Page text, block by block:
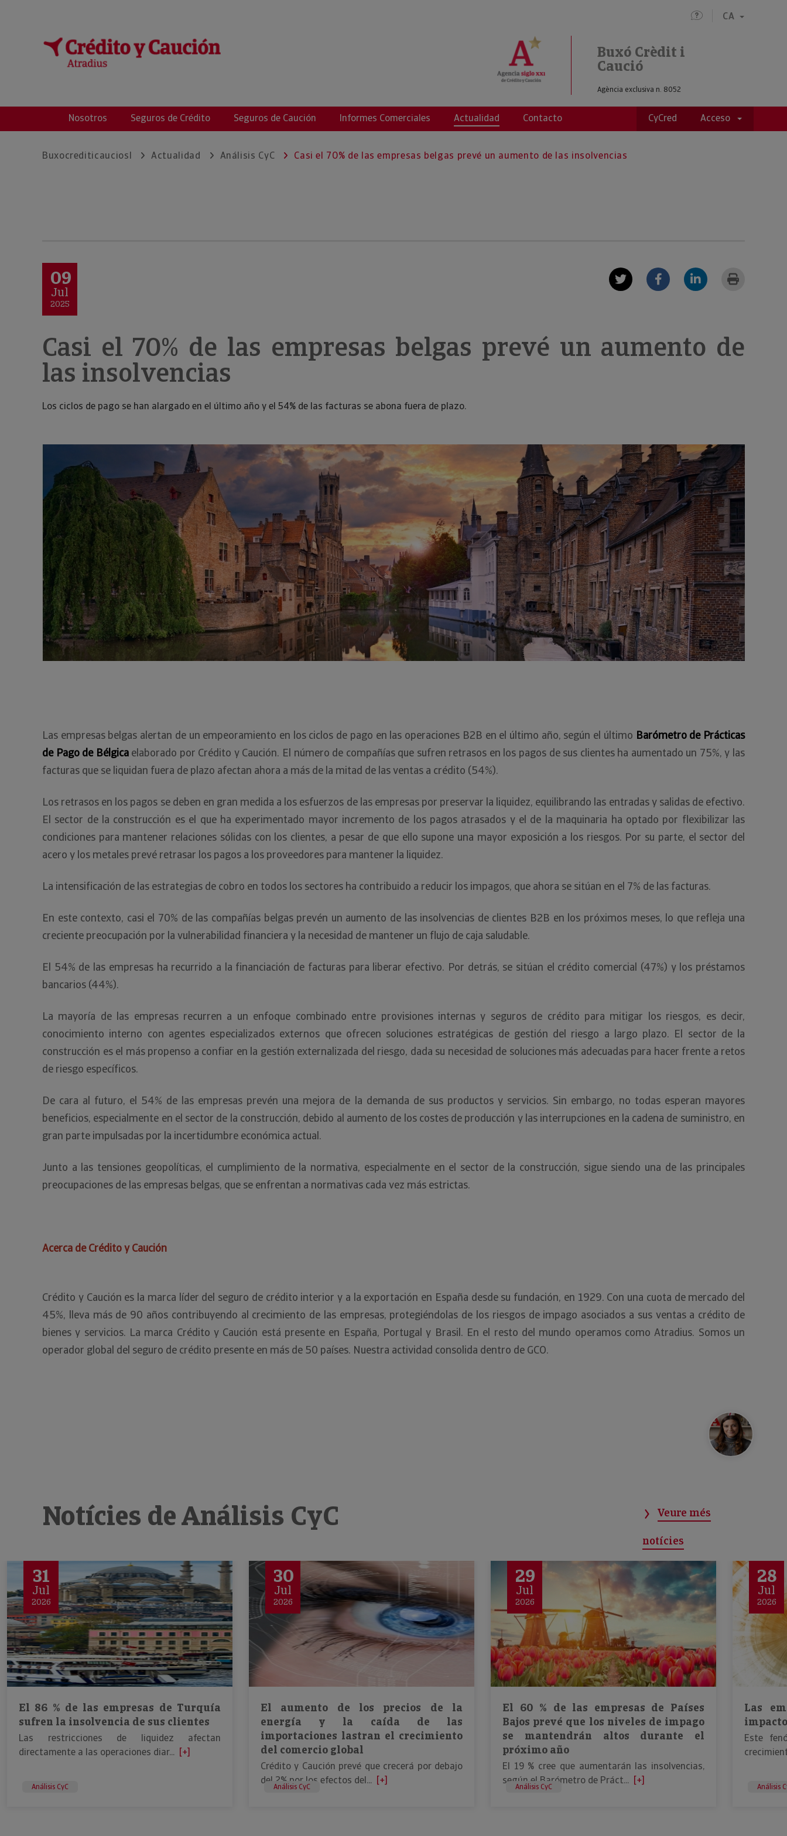
CA
Buxó Crèdit i
Caució
Agència exclusiva n. 8052
Nosotros Seguros de Crédito Seguros de Caución Informes Comerciales Actualidad Contacto CyCred Acceso
Buxocrediticauciosl Actualidad Análisis CyC Casi el 70% de las empresas belgas prevé un aumento de las insolvencias
09
Jul
2025
Casi el 70% de las empresas belgas prevé un aumento de
las insolvencias
Los ciclos de pago se han alargado en el último año y el 54% de las facturas se abona fuera de plazo.
Las empresas belgas alertan de un empeoramiento en los ciclos de pago en las operaciones B2B en el último año, según el último Barómetro de Prácticas
de Pago de Bélgicaelaborado por Crédito y Caución. El número de compañías que sufren retrasos en los pagos de sus clientes ha aumentado un 75%, y las
facturas que se liquidan fuera de plazo afectan ahora a más de la mitad de las ventas a crédito (54%).
Los retrasos en los pagos se deben en gran medida a los esfuerzos de las empresas por preservar la liquidez, equilibrando las entradas y salidas de efectivo.
El sector de la construcción es el que ha experimentado mayor incremento de los pagos atrasados y el de la maquinaria ha optado por flexibilizar las
condiciones para mantener relaciones sólidas con los clientes, a pesar de que ello supone una mayor exposición a los riesgos. Por su parte, el sector del
acero y los metales prevé retrasar los pagos a los proveedores para mantener la liquidez.
La intensificación de las estrategias de cobro en todos los sectores ha contribuido a reducir los impagos, que ahora se sitúan en el 7% de las facturas.
En este contexto, casi el 70% de las compañías belgas prevén un aumento de las insolvencias de clientes B2B en los próximos meses, lo que refleja una
creciente preocupación por la vulnerabilidad financiera y la necesidad de mantener un flujo de caja saludable.
El 54% de las empresas ha recurrido a la financiación de facturas para liberar efectivo. Por detrás, se sitúan el crédito comercial (47%) y los préstamos
bancarios (44%).
La mayoría de las empresas recurren a un enfoque combinado entre provisiones internas y seguros de crédito para mitigar los riesgos, es decir,
conocimiento interno con agentes especializados externos que ofrecen soluciones estratégicas de gestión del riesgo a largo plazo. El sector de la
construcción es el más propenso a confiar en la gestión externalizada del riesgo, dada su necesidad de soluciones más adecuadas para hacer frente a retos
de riesgo específicos.
De cara al futuro, el 54% de las empresas prevén una mejora de la demanda de sus productos y servicios. Sin embargo, no todas esperan mayores
beneficios, especialmente en el sector de la construcción, debido al aumento de los costes de producción y las interrupciones en la cadena de suministro, en
gran parte impulsadas por la incertidumbre económica actual.
Junto a las tensiones geopolíticas, el cumplimiento de la normativa, especialmente en el sector de la construcción, sigue siendo una de las principales
preocupaciones de las empresas belgas, que se enfrentan a normativas cada vez más estrictas.
Acerca de Crédito y Caución
Crédito y Caución es la marca líder del seguro de crédito interior y a la exportación en España desde su fundación, en 1929. Con una cuota de mercado del
45%, lleva más de 90 años contribuyendo al crecimiento de las empresas, protegiéndolas de los riesgos de impago asociados a sus ventas a crédito de
bienes y servicios. La marca Crédito y Caución está presente en España, Portugal y Brasil. En el resto del mundo operamos como Atradius. Somos un
operador global del seguro de crédito presente en más de 50 países. Nuestra actividad consolida dentro de GCO.
Notícies de Análisis CyC Veure més
notícies
31
Jul
2026
El 86 % de las empresas de Turquía
sufren la insolvencia de sus clientes
Las restricciones de liquidez afectan
directamente a las operaciones diar... [+]
Análisis CyC
30
Jul
2026
El aumento de los precios de la
energía y la caída de las
importaciones lastran el crecimiento
del comercio global
Crédito y Caución prevé que crecerá por debajo
del 2% por los efectos del... [+]
Análisis CyC
29
Jul
2026
El 60 % de las empresas de Países
Bajos prevé que los niveles de impago
se mantendrán altos durante el
próximo año
El 19 % cree que aumentarán las insolvencias,
según el Barómetro de Práct... [+]
Análisis CyC
28
Jul
2026
Las
Este
Análisis